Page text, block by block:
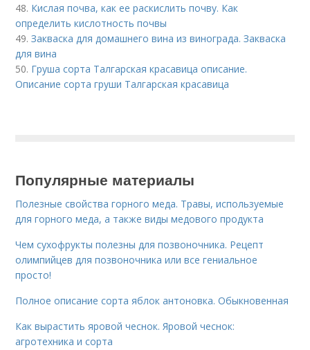
48. Кислая почва, как ее раскислить почву. Как
определить кислотность почвы
49.Закваска для домашнего вина из винограда. Закваска
для вина
50. Груша сорта Талгарская красавица описание.
Описание сорта груши Талгарская красавица
Популярные материалы
Полезные свойства горного меда. Травы, используемые
для горного меда, а также виды медового продукта
Чем сухофрукты полезны для позвоночника. Рецепт
олимпийцев для позвоночника или все гениальное
просто!
Полное описание сорта яблок антоновка. Обыкновенная
Как вырастить яровой чеснок. Яровой чеснок:
агротехника и сорта